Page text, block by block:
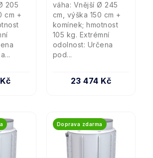
205
cm +
23 474 Kč
váha: Vnější Ø 245
cm, výška 150 cm +
komínek; hmotnost
105 kg. Extrémní
odolnost: Určena
pod...
Doprava zdarma